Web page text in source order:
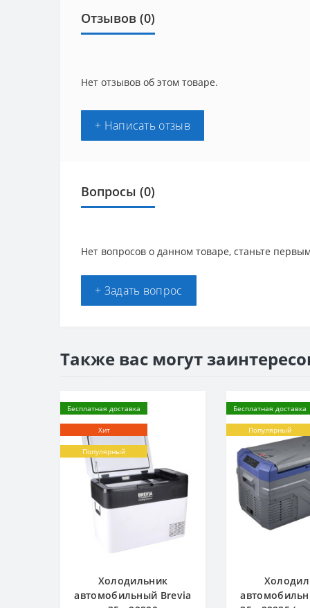
Отзывов (0)
Нет отзывов об этом товаре.
+ Написать отзыв
Вопросы (0)
Нет вопросов о данном товаре, станьте
+ Задать вопрос
Также вас могут
Бесплатная доставка
Хит
Популярный
Холодильник
автомобильный Brevia
Бесплатная доставка
Популярный